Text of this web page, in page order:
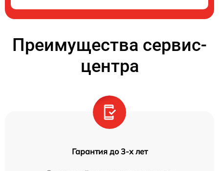
Преимущества сервис-
центра
Гарантия до 3-х лет